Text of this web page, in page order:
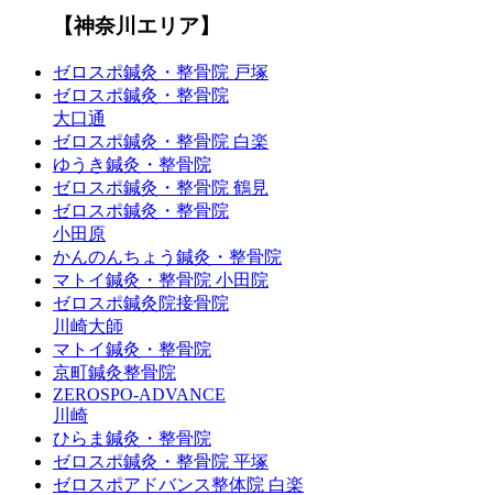
【神奈川エリア】
ゼロスポ鍼灸・整骨院 戸塚
ゼロスポ鍼灸・整骨院
大口通
ゼロスポ鍼灸・整骨院 白楽
ゆうき鍼灸・整骨院
ゼロスポ鍼灸・整骨院 鶴見
ゼロスポ鍼灸・整骨院
小田原
かんのんちょう鍼灸・整骨院
マトイ鍼灸・整骨院 小田院
ゼロスポ鍼灸院接骨院
川崎大師
マトイ鍼灸・整骨院
京町鍼灸整骨院
ZEROSPO-ADVANCE
川崎
ひらま鍼灸・整骨院
ゼロスポ鍼灸・整骨院 平塚
ゼロスポアドバンス整体院 白楽